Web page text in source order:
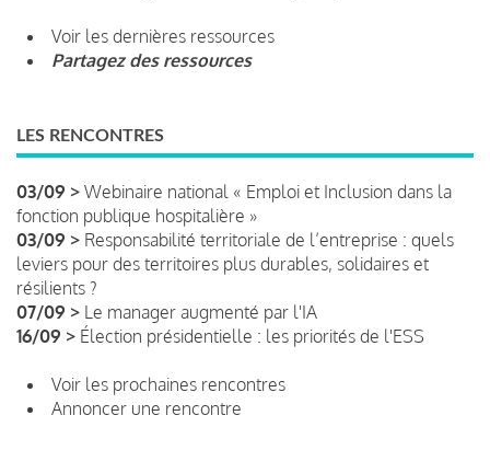
Voir les dernières ressources
Partagez des ressources
LES RENCONTRES
03/09 > Webinaire national « Emploi et Inclusion dans la
fonction publique hospitalière »
03/09 > Responsabilité territoriale de l’entreprise : quels
leviers pour des territoires plus durables, solidaires et
résilients ?
07/09 > Le manager augmenté par l'IA
16/09 > Élection présidentielle : les priorités de l'ESS
Voir les prochaines rencontres
Annoncer une rencontre